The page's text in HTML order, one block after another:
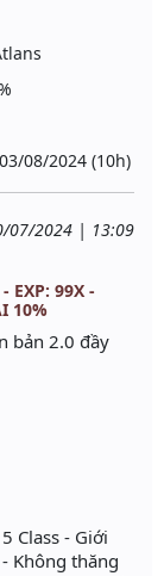
03/08/2024 (10h)
07/2024 | 13:09
EXP: 99X -
10%
bản 2.0 đầy
Class - Giới
Không thăng